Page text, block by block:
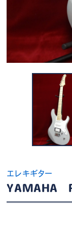
エレキギター
YAMAHA